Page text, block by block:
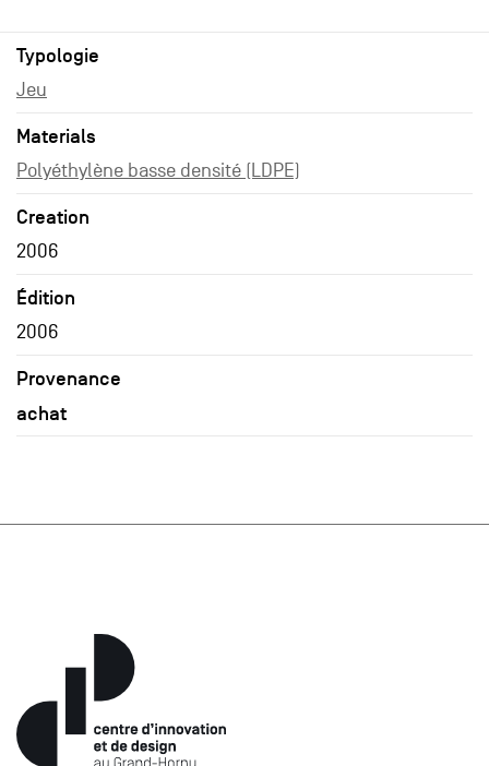
Typologie
Jeu
Materials
Polyéthylène basse densité (LDPE)
Creation
2006
Édition
2006
Provenance
achat